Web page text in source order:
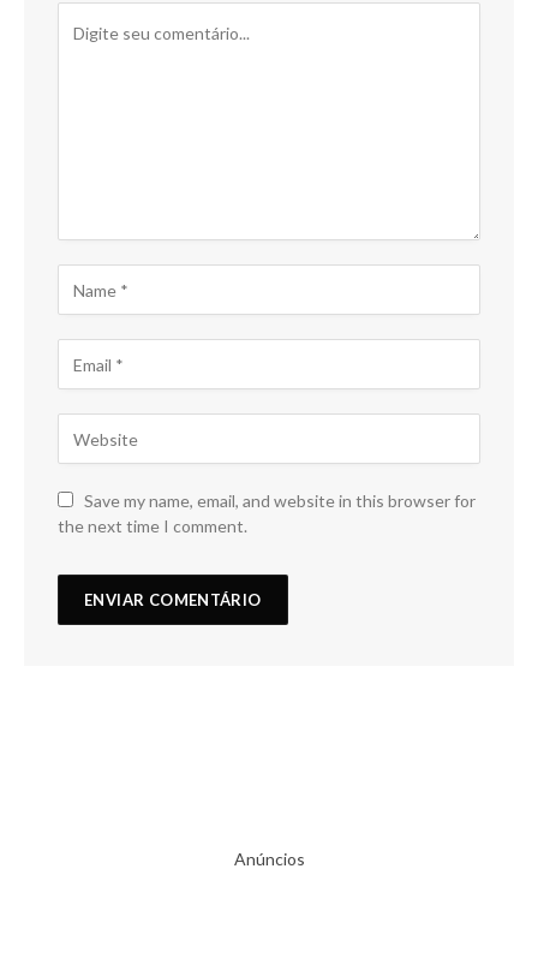
Save my name, email, and website in this browser for
the next time I comment.
Anúncios